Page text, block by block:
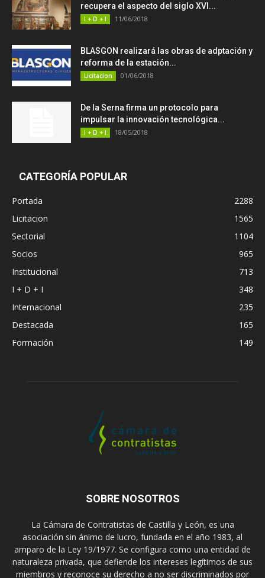
recupera el aspecto del siglo XVI...
I + D + I 11/06/2018
BLASGON realizará las obras de adptación y
reforma de la estación...
Licitacion 01/06/2018
De la Serna firma un protocolo para
impulsar la innovación tecnológica...
I + D + I 18/05/2018
CATEGORÍA POPULAR
Portada
2288
Licitacion
1565
Sectorial
1104
Socios
965
Institucional
713
I + D + I
348
Internacional
235
Destacada
165
Formación
149
SOBRE NOSOTROS
La Cámara de Contratistas de Castilla y León, es una
asociación sin ánimo de lucro, fundada en el año 1983, al
amparo de la Ley 19/1977. Se configura como una entidad de
naturaleza privada, que defiende los intereses legítimos de sus
miembros y reconoce su derecho a no ser discriminados por